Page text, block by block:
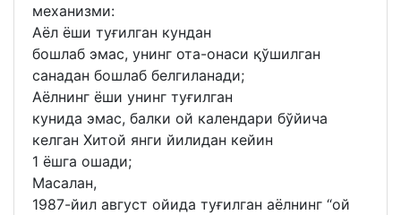
механизми:
Аёл ёши туғилган кундан
бошлаб эмас, унинг ота-онаси қўшилган
санадан бошлаб белгиланади;
Аёлнинг ёши унинг туғилган
кунида эмас, балки ой календари бўйича
келган Хитой янги йилидан кейин
1 ёшга ошади;
Масалан,
1987-йил август ойида туғилган аёлнинг “ой